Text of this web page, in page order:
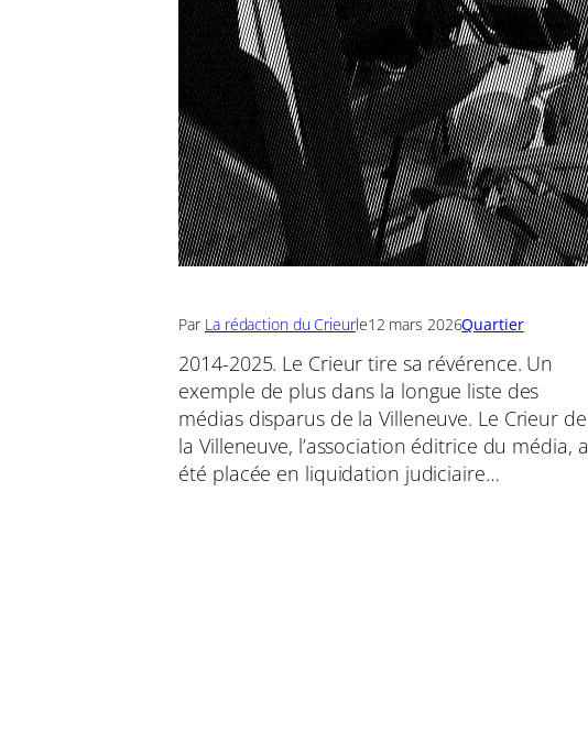
Par La rédaction du Crieurle12 mars 2026Quartier
2014-2025. Le Crieur tire sa révérence. Un
exemple de plus dans la longue liste des
médias disparus de la Villeneuve. Le Crieur de
la Villeneuve, l’association éditrice du média, a
été placée en liquidation judiciaire…